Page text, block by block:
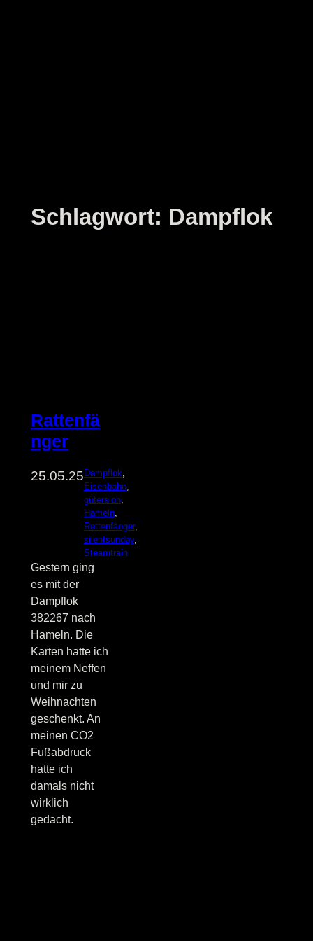
Schlagwort: Dampflok
Rattenfä
nger
25.05.25Dampflok
Eisenbahn
gütersloh
Hameln
Rattenfänger
silentsunday
Steamtrain
Gestern ging
es mit der
Dampflok
382267 nach
Hameln. Die
Karten hatte ich
meinem Neffen
und mir zu
Weihnachten
geschenkt. An
meinen CO2
Fußabdruck
hatte ich
damals nicht
wirklich
gedacht.